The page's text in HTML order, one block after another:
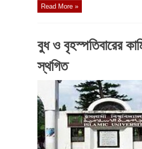
Read More »
বুধ ও বৃহস্পতিবারের
স্থগিত